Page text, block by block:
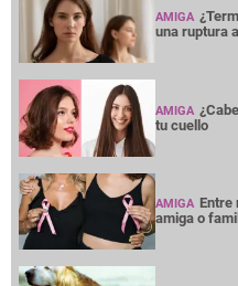
AMIGA
una ruptura
AMIGA
tu cuello
AMIGA Entre
amiga o